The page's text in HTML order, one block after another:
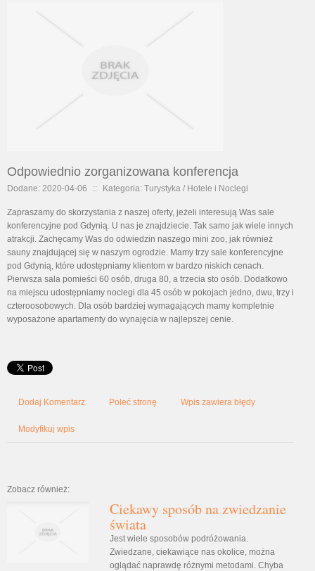
Odpowiednio zorganizowana konferencja
Dodane: 2020-04-06 :: Kategoria: Turystyka / Hotele i Noclegi
Zapraszamy do skorzystania z naszej oferty, jeżeli interesują Was sale
konferencyjne pod Gdynią. U nas je znajdziecie. Tak samo jak wiele innych
atrakcji. Zachęcamy Was do odwiedzin naszego mini zoo, jak również
sauny znajdującej się w naszym ogrodzie. Mamy trzy sale konferencyjne
pod Gdynią, które udostępniamy klientom w bardzo niskich cenach.
Pierwsza sala pomieści 60 osób, druga 80, a trzecia sto osób. Dodatkowo
na miejscu udostępniamy noclegi dla 45 osób w pokojach jedno, dwu, trzy i
czteroosobowych. Dla osób bardziej wymagających mamy kompletnie
wyposażone apartamenty do wynajęcia w najlepszej cenie.
Dodaj Komentarz Poleć stronę Wpis zawiera błędy
Modyfikuj wpis
Zobacz również:
Ciekawy sposób na zwiedzanie
świata
Jest wiele sposobów podróżowania.
Zwiedzane, ciekawiące nas okolice, można
oglądać naprawdę różnymi metodami. Chyba